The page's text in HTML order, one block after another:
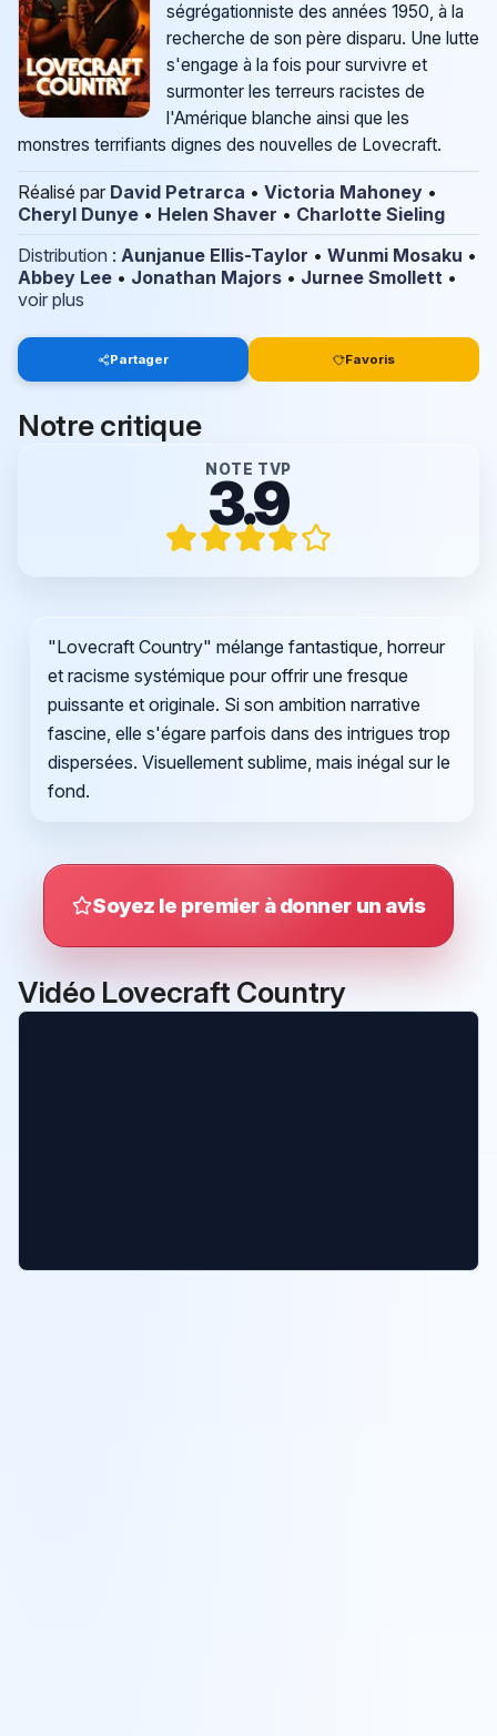
ségrégationniste des années 1950, à la
recherche de son père disparu. Une lutte
s'engage à la fois pour survivre et
surmonter les terreurs racistes de
l'Amérique blanche ainsi que les
monstres terrifiants dignes des nouvelles de Lovecraft.
Réalisé par David Petrarca • Victoria Mahoney •
Cheryl Dunye • Helen Shaver • Charlotte Sieling
Distribution : Aunjanue Ellis-Taylor • Wunmi Mosaku •
Abbey Lee • Jonathan Majors • Jurnee Smollett •
voir plus
Partager Favoris
Notre critique
NOTE TVP
3.9
"Lovecraft Country" mélange fantastique, horreur
et racisme systémique pour offrir une fresque
puissante et originale. Si son ambition narrative
fascine, elle s'égare parfois dans des intrigues trop
dispersées. Visuellement sublime, mais inégal sur le
fond.
Soyez le premier à donner un avis
Vidéo Lovecraft Country